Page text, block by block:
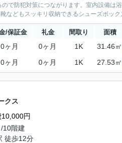
で防犯対策につながります。室内設備は
などもスッキリ収納できるシューズボッ
/保証金 礼金 間取り 面積
0ヶ月 0ヶ月 1K 31.46㎡
0ヶ月 0ヶ月 1K 27.53㎡
クス
円
10階建
徒歩12分